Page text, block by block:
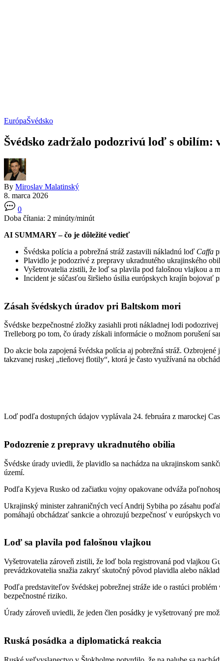
EurópaŠvédsko
Švédsko zadržalo podozrivú loď s
By Miroslav Malatinský
8. marca 2026
0
Doba čítania: 2 minúty/minút
AI SUMMARY – čo je dôležité vedieť
Švédska polícia a pobrežná stráž zastavili nákladnú loď Caffa
Plavidlo je podozrivé z prepravy ukradnutého ukrajinského
Vyšetrovatelia zistili, že loď sa plavila pod falošnou vlajkou a
Incident je súčasťou širšieho úsilia európskych krajín bojovať
Zásah švédskych úradov pri Baltskom mori
Švédske bezpečnostné zložky zasiahli proti nákladnej lodi
Trelleborg po tom, čo úrady získali informácie o možnom porušení
Do akcie bola zapojená švédska polícia aj pobrežná stráž.
takzvanej ruskej „tieňovej flotily“, ktorá je často využívaná na
Loď podľa dostupných údajov vyplávala 24. februára z marockej
Podozrenie z prepravy ukradnutého obilia
Švédske úrady uviedli, že plavidlo sa nachádza na ukrajinskom
území.
Podľa Kyjeva Rusko od začiatku vojny opakovane odváža
Ukrajinský minister zahraničných vecí Andrij Sybiha po zásahu
pomáhajú obchádzať sankcie a ohrozujú bezpečnosť v európskych
Loď sa plavila pod falošnou vlajkou
Vyšetrovatelia zároveň zistili, že loď bola registrovaná pod vlajkou
prevádzkovatelia snažia zakryť skutočný pôvod plavidla alebo
Podľa predstaviteľov švédskej pobrežnej stráže ide o rastúci
bezpečnostné riziko.
Úrady zároveň uviedli, že jeden člen posádky je vyšetrovaný pre
Ruská posádka a diplomatická reakcia